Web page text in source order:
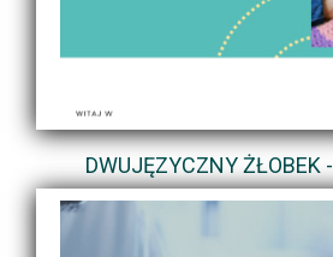
DWUJĘZYCZNY ŻŁOBEK